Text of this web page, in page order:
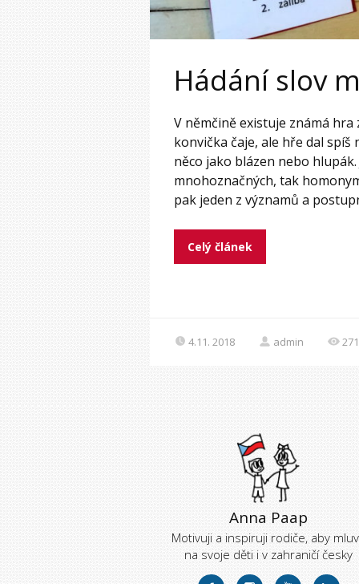
Hádání slov
V němčině existuje známá hra
konvička čaje, ale hře dal
něco jako blázen nebo
mnohoznačných, tak
pak jeden z významů a
Celý článek
4.11. 2018 admin
Anna Paap
Motivuji a inspiruji rodiče, aby
na svoje děti i v zahraničí česky